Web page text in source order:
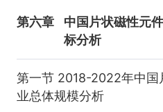
第六章
中国片状磁性元
标分析
第一节 2018-2022年中国
业总体规模分析